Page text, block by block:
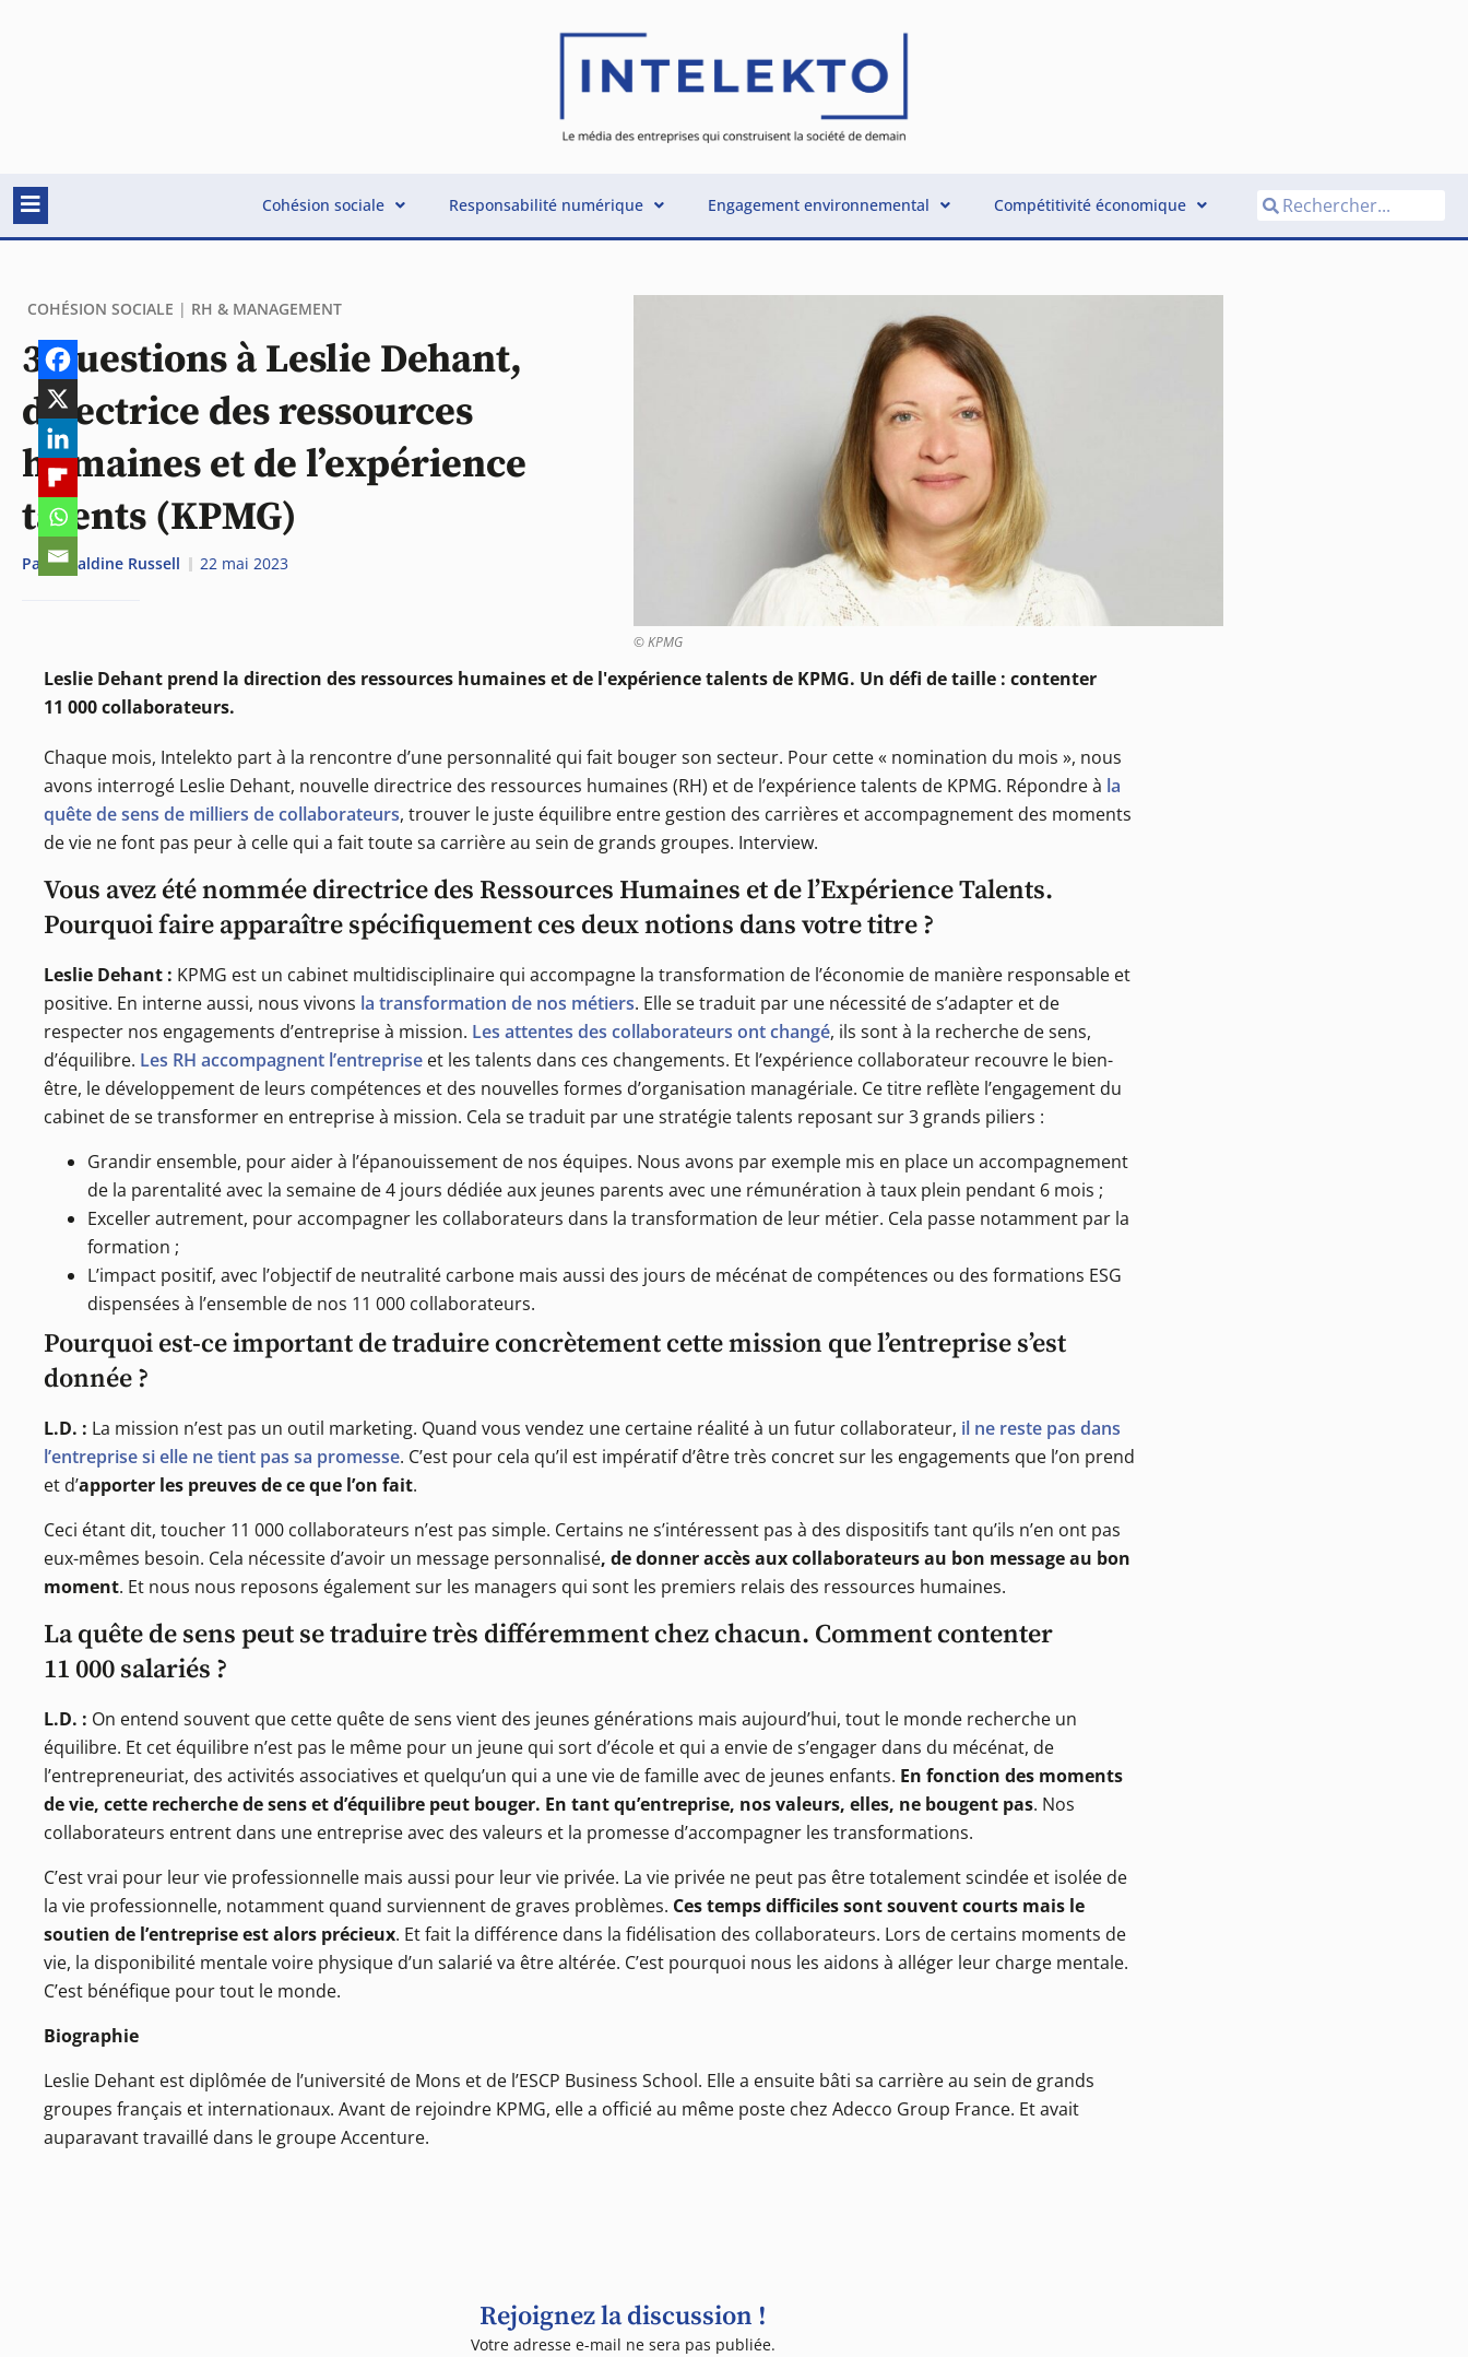
Cohésion sociale Responsabilité numérique Engagement environnemental Compétitivité économique
COHÉSION SOCIALE | RH & MANAGEMENT
3 questions à Leslie Dehant,
directrice des ressources
humaines et de l’expérience
talents (KPMG)
Par Géraldine Russell 22 mai 2023
© KPMG
Leslie Dehant prend la direction des ressources humaines et de l'expérience talents de KPMG. Un défi de taille : contenter
11 000 collaborateurs.
Chaque mois, Intelekto part à la rencontre d’une personnalité qui fait bouger son secteur. Pour cette « nomination du mois », nous
avons interrogé Leslie Dehant, nouvelle directrice des ressources humaines (RH) et de l’expérience talents de KPMG. Répondre à la
quête de sens de milliers de collaborateurs, trouver le juste équilibre entre gestion des carrières et accompagnement des moments
de vie ne font pas peur à celle qui a fait toute sa carrière au sein de grands groupes. Interview.
Vous avez été nommée directrice des Ressources Humaines et de l’Expérience Talents.
Pourquoi faire apparaître spécifiquement ces deux notions dans votre titre ?
Leslie Dehant : KPMG est un cabinet multidisciplinaire qui accompagne la transformation de l’économie de manière responsable et
positive. En interne aussi, nous vivons la transformation de nos métiers. Elle se traduit par une nécessité de s’adapter et de
respecter nos engagements d’entreprise à mission. Les attentes des collaborateurs ont changé, ils sont à la recherche de sens,
d’équilibre. Les RH accompagnent l’entreprise et les talents dans ces changements. Et l’expérience collaborateur recouvre le bien-
être, le développement de leurs compétences et des nouvelles formes d’organisation managériale. Ce titre reflète l’engagement du
cabinet de se transformer en entreprise à mission. Cela se traduit par une stratégie talents reposant sur 3 grands piliers :
Grandir ensemble, pour aider à l’épanouissement de nos équipes. Nous avons par exemple mis en place un accompagnement
de la parentalité avec la semaine de 4 jours dédiée aux jeunes parents avec une rémunération à taux plein pendant 6 mois ;
Exceller autrement, pour accompagner les collaborateurs dans la transformation de leur métier. Cela passe notamment par la
formation ;
L’impact positif, avec l’objectif de neutralité carbone mais aussi des jours de mécénat de compétences ou des formations ESG
dispensées à l’ensemble de nos 11 000 collaborateurs.
Pourquoi est-ce important de traduire concrètement cette mission que l’entreprise s’est
donnée ?
L.D. : La mission n’est pas un outil marketing. Quand vous vendez une certaine réalité à un futur collaborateur, il ne reste pas dans
l’entreprise si elle ne tient pas sa promesse. C’est pour cela qu’il est impératif d’être très concret sur les engagements que l’on prend
et d’apporter les preuves de ce que l’on fait.
Ceci étant dit, toucher 11 000 collaborateurs n’est pas simple. Certains ne s’intéressent pas à des dispositifs tant qu’ils n’en ont pas
eux-mêmes besoin. Cela nécessite d’avoir un message personnalisé, de donner accès aux collaborateurs au bon message au bon
moment. Et nous nous reposons également sur les managers qui sont les premiers relais des ressources humaines.
La quête de sens peut se traduire très différemment chez chacun. Comment contenter
11 000 salariés ?
L.D. : On entend souvent que cette quête de sens vient des jeunes générations mais aujourd’hui, tout le monde recherche un
équilibre. Et cet équilibre n’est pas le même pour un jeune qui sort d’école et qui a envie de s’engager dans du mécénat, de
l’entrepreneuriat, des activités associatives et quelqu’un qui a une vie de famille avec de jeunes enfants. En fonction des moments
de vie, cette recherche de sens et d’équilibre peut bouger. En tant qu’entreprise, nos valeurs, elles, ne bougent pas. Nos
collaborateurs entrent dans une entreprise avec des valeurs et la promesse d’accompagner les transformations.
C’est vrai pour leur vie professionnelle mais aussi pour leur vie privée. La vie privée ne peut pas être totalement scindée et isolée de
la vie professionnelle, notamment quand surviennent de graves problèmes. Ces temps difficiles sont souvent courts mais le
soutien de l’entreprise est alors précieux. Et fait la différence dans la fidélisation des collaborateurs. Lors de certains moments de
vie, la disponibilité mentale voire physique d’un salarié va être altérée. C’est pourquoi nous les aidons à alléger leur charge mentale.
C’est bénéfique pour tout le monde.
Biographie
Leslie Dehant est diplômée de l’université de Mons et de l’ESCP Business School. Elle a ensuite bâti sa carrière au sein de grands
groupes français et internationaux. Avant de rejoindre KPMG, elle a officié au même poste chez Adecco Group France. Et avait
auparavant travaillé dans le groupe Accenture.
Rejoignez la discussion !
Votre adresse e-mail ne sera pas publiée.